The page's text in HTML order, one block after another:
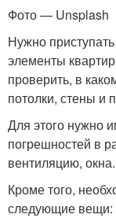
Фото — Unsplash
Нужно
элементы
проверить, в
потолки, стены и
Для этого нужно
погрешностей в
вентиляцию, окна.
Кроме того,
следующие вещи: